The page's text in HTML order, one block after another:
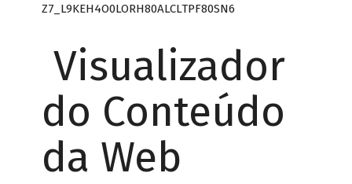
Z7_L9KEH4O0LORH80ALCLTPF80SN6
Visualizador
do Conteúdo
da Web